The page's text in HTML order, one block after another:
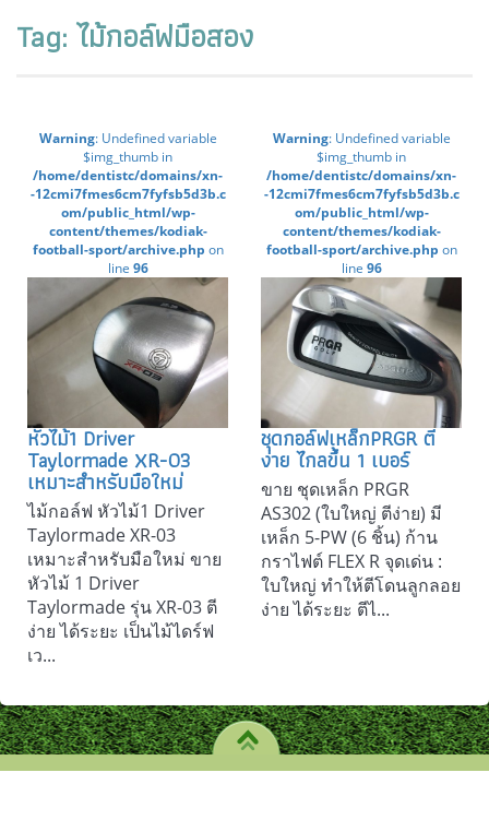
Tag: ไม้กอล์ฟมือสอง
Warning: Undefined variable
$img_thumb in
/home/dentistc/domains/xn-
-12cmi7fmes6cm7fyfsb5d3b.c
om/public_html/wp-
content/themes/kodiak-
football-sport/archive.php on
line 96
หัวไม้1 Driver
Taylormade XR-03
เหมาะสำหรับมือใหม่
ไม้กอล์ฟ หัวไม้1 Driver
Taylormade XR-03
เหมาะสำหรับมือใหม่ ขาย
หัวไม้ 1 Driver
Taylormade รุ่น XR-03 ตี
ง่าย ได้ระยะ เป็นไม้ไดร์ฟ
เว...
Warning: Undefined variable
$img_thumb in
/home/dentistc/domains/xn-
-12cmi7fmes6cm7fyfsb5d3b.c
om/public_html/wp-
content/themes/kodiak-
football-sport/archive.php on
line 96
ชุดกอล์ฟเหล็กPRGR ตี
ง่าย ไกลขึ้น 1 เบอร์
ขาย ชุดเหล็ก PRGR
AS302 (ใบใหญ่ ตีง่าย) มี
เหล็ก 5-PW (6 ชิ้น) ก้าน
กราไฟต์ FLEX R จุดเด่น :
ใบใหญ่ ทำให้ตีโดนลูกลอย
ง่าย ได้ระยะ ตีไ...